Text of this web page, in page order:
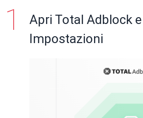
Apri Total Adblock
Impostazioni